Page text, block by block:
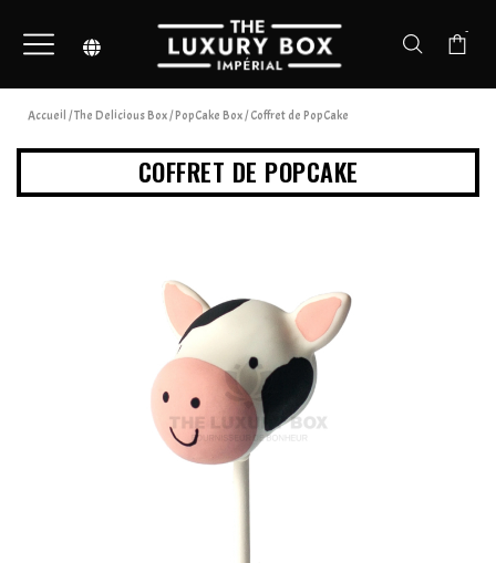
-
Accueil /The Delicious Box/PopCake Box/ Coffret de PopCake
COFFRET DE POPCAKE